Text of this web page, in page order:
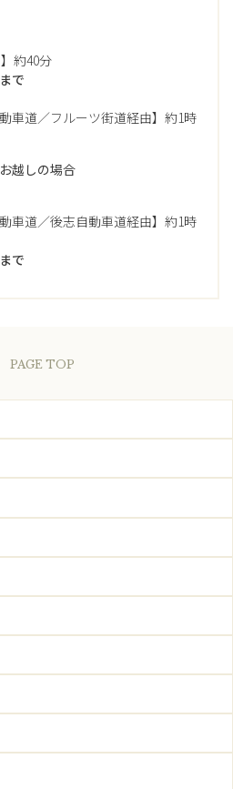
約40分
で
車道／フルーツ街道経由】約1時
越しの場合
車道／後志自動車道経由】 約1時
で
PAGE TOP